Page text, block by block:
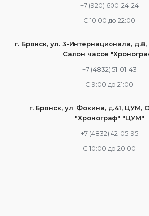
+7 (920) 600-24-24
С 10:00 до 22:00
г. Брянск, ул. 3-Интернационала,
Салон часов
+7 (4832) 51-01-43
С 9:00 до 21:00
г. Брянск, ул. Фокина, д.41, ЦУМ,
"Хронограф" "ЦУМ"
+7 (4832) 42-05-95
С 10:00 до 20:00